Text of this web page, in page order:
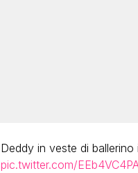
Deddy in veste di
pic.twitter.com/